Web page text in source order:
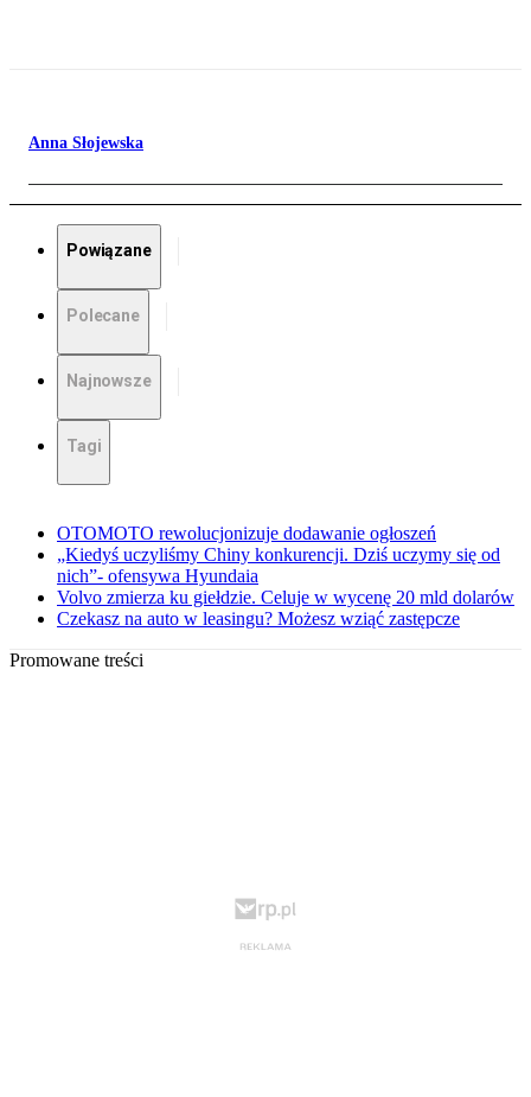
Anna Słojewska
Powiązane
Polecane
Najnowsze
Tagi
OTOMOTO rewolucjonizuje dodawanie ogłoszeń
„Kiedyś uczyliśmy Chiny konkurencji. Dziś uczymy się od
nich”- ofensywa Hyundaia
Volvo zmierza ku giełdzie. Celuje w wycenę 20 mld dolarów
Czekasz na auto w leasingu? Możesz wziąć zastępcze
Promowane treści